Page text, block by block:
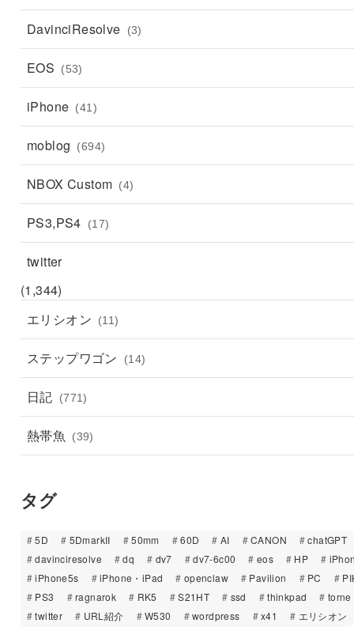
DavinciResolve (3)
EOS (53)
iPhone (41)
moblog (694)
NBOX Custom (4)
PS3,PS4 (17)
twitter
(1,344)
エリシオン
(11)
ステップワゴン (14)
日記 (771)
熱帯魚 (39)
タグ
5D 5DmarkII 50mm 60D AI CANON
chatGPT
davinciresolve
dq dv7 dv7-6c00 eos HP
iPhone5s
iPhone・iPad openclaw Pavilion PC
PS3
ragnarok RK5 S21HT ssd thinkpad
torne
twitter
URL紹介 W530 wordpress x41
エリシオン